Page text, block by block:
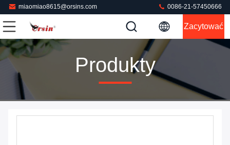
miaomiao8615@orsins.com 0086-21-57450666
Zacytować
Produkty